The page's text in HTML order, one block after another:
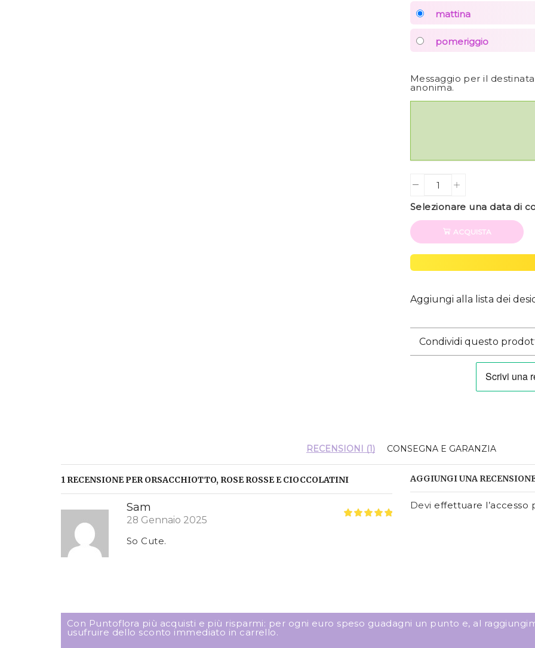
mattina
pomeriggio
Messaggio per il
anonima.
Quantity
Selezionare una data di
ACQUISTA
Aggiungi alla lista dei
Condividi questo
RECENSIONI (1) CONSEGNA E GARANZIA
1 RECENSIONE PERORSACCHIOTTO, ROSE ROSSE E CIOCCOLATINI
Sam
28 Gennaio 2025
So Cute.
AGGIUNGI UNA
Devi effettuare l’accesso
Con Puntoflora più acquisti e più risparmi: per ogni euro speso guadagni un punto e, al
usufruire dello sconto immediato in carrello.